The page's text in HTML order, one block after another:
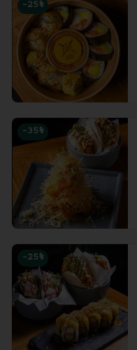
-25 %
-35 %
-25 %